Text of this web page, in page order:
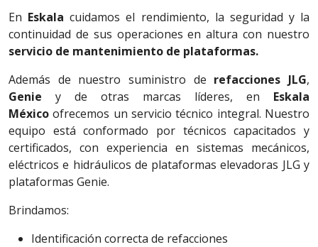
En Eskala cuidamos el rendimiento, la seguridad y la
continuidad de sus operaciones en altura con nuestro
servicio de mantenimiento de plataformas.
Además de nuestro suministro de refacciones JLG,
Genie y de otras marcas líderes, en Eskala
México ofrecemos un servicio técnico integral. Nuestro
equipo está conformado por técnicos capacitados y
certificados, con experiencia en sistemas mecánicos,
eléctricos e hidráulicos de plataformas elevadoras JLG y
plataformas Genie.
Brindamos:
Identificación correcta de refacciones